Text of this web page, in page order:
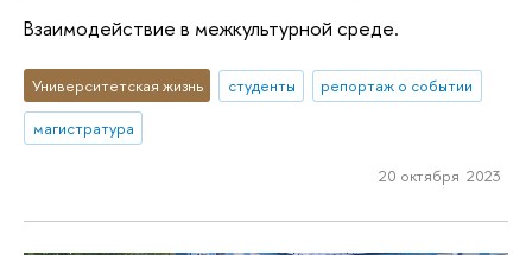
Взаимодействие в межкультурной среде.
Университетская жизнь студенты
репортаж о событии
магистратура
20 октября 2023